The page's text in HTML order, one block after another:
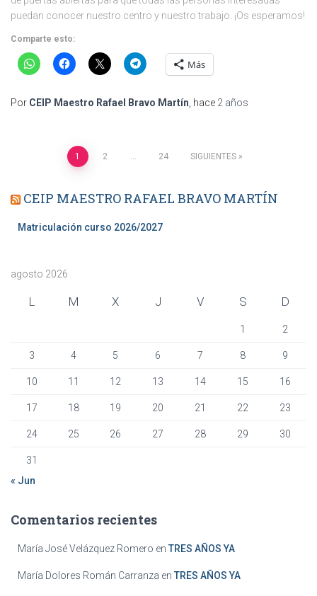
puedan conocer nuestro centro y nuestro trabajo. ¡Os esperamos!
Comparte esto:
Más
Por CEIP Maestro Rafael Bravo Martín , hace 2 años
Paginación
de
entradas
1 2 … 24 SIGUIENTES
CEIP MAESTRO RAFAEL BRAVO MARTÍN
Matriculación curso 2026/2027
agosto 2026
L M X J V S D
1 2
3 4 5 6 7 8 9
10 11 12 13 14 15 16
17 18 19 20 21 22 23
24 25 26 27 28 29 30
31
« Jun
Comentarios recientes
María José Velázquez Romero en TRES AÑOS YA
María Dolores Román Carranza en TRES AÑOS YA